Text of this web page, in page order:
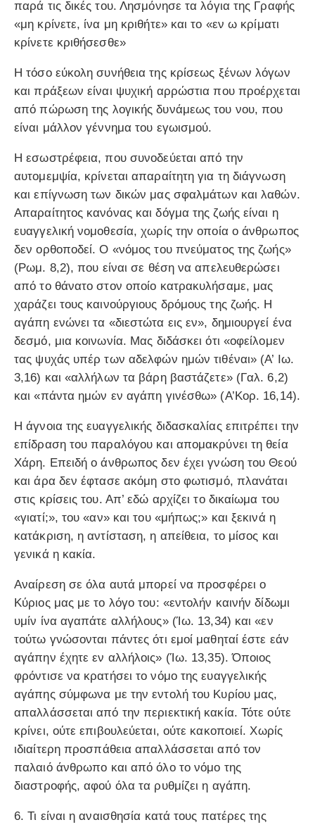
παρά τις δικές του. Λησμόνησε τα λόγια της Γραφής
«μη κρίνετε, ίνα μη κριθήτε» και το «εν ω κρίματι
κρίνετε κριθήσεσθε»
Η τόσο εύκολη συνήθεια της κρίσεως ξένων λόγων
και πράξεων είναι ψυχική αρρώστια που προέρχεται
από πώρωση της λογικής δυνάμεως του νου, που
είναι μάλλον γέννημα του εγωισμού.
Η εσωστρέφεια, που συνοδεύεται από την
αυτομεμψία, κρίνεται απαραίτητη για τη διάγνωση
και επίγνωση των δικών μας σφαλμάτων και λαθών.
Απαραίτητος κανόνας και δόγμα της ζωής είναι η
ευαγγελική νομοθεσία, χωρίς την οποία ο άνθρωπος
δεν ορθοποδεί. Ο «νόμος του πνεύματος της ζωής»
(Ρωμ. 8,2), που είναι σε θέση να απελευθερώσει
από το θάνατο στον οποίο κατρακυλήσαμε, μας
χαράζει τους καινούργιους δρόμους της ζωής. Η
αγάπη ενώνει τα «διεστώτα εις εν», δημιουργεί ένα
δεσμό, μια κοινωνία. Μας διδάσκει ότι «οφείλομεν
τας ψυχάς υπέρ των αδελφών ημών τιθέναι» (Α’ Ιω.
3,16) και «αλλήλων τα βάρη βαστάζετε» (Γαλ. 6,2)
και «πάντα ημών εν αγάπη γινέσθω» (Α’Κορ. 16,14).
Η άγνοια της ευαγγελικής διδασκαλίας επιτρέπει την
επίδραση του παραλόγου και απομακρύνει τη θεία
Χάρη. Επειδή ο άνθρωπος δεν έχει γνώση του Θεού
και άρα δεν έφτασε ακόμη στο φωτισμό, πλανάται
στις κρίσεις του. Απ’ εδώ αρχίζει το δικαίωμα του
«γιατί;», του «αν» και του «μήπως;» και ξεκινά η
κατάκριση, η αντίσταση, η απείθεια, το μίσος και
γενικά η κακία.
Αναίρεση σε όλα αυτά μπορεί να προσφέρει ο
Κύριος μας με το λόγο του: «εντολήν καινήν δίδωμι
υμίν ίνα αγαπάτε αλλήλους» (Ίω. 13,34) και «εν
τούτω γνώσονται πάντες ότι εμοί μαθηταί έστε εάν
αγάπην έχητε εν αλλήλοις» (Ίω. 13,35). Όποιος
φρόντισε να κρατήσει το νόμο της ευαγγελικής
αγάπης σύμφωνα με την εντολή του Κυρίου μας,
απαλλάσσεται από την περιεκτική κακία. Τότε ούτε
κρίνει, ούτε επιβουλεύεται, ούτε κακοποιεί. Χωρίς
ιδιαίτερη προσπάθεια απαλλάσσεται από τον
παλαιό άνθρωπο και από όλο το νόμο της
διαστροφής, αφού όλα τα ρυθμίζει η αγάπη.
6. Τι είναι η αναισθησία κατά τους πατέρες της